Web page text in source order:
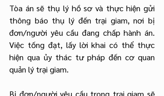
Tòa án sẽ thụ lý hồ sơ và thực hiện gửi
thông báo thụ lý đến trại giam, nơi bị
đơn/người yêu cầu đang chấp hành án.
Việc tống đạt, lấy lời khai có thể thực
hiện qua ủy thác tư pháp đến cơ quan
quản lý trại giam.
Bị đơn/người yêu cầu trong trại giam sẽ